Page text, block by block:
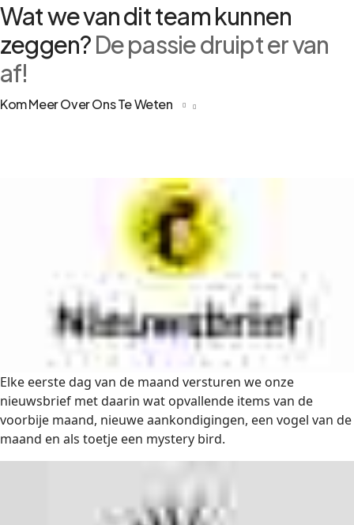
Wat we van dit team kunnen
zeggen?De passie druipt er van
af!
Kom Meer Over Ons Te Weten
Elke eerste dag van de maand versturen we onze
nieuwsbrief met daarin wat opvallende items van de
voorbije maand, nieuwe aankondigingen, een vogel van de
maand en als toetje een mystery bird.